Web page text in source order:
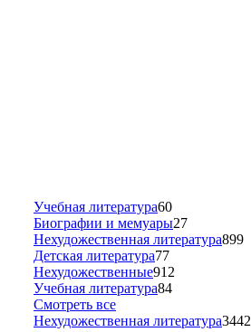
Учебная литература60
Биографии и мемуары27
Нехудожественная литература899
Детская литература77
Нехудожественные912
Учебная литература84
Смотреть все
Нехудожественная литература3442